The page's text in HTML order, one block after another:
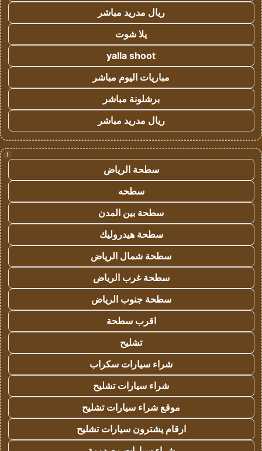
ريال مدريد مباشر
يلا شوت
yalla shoot
مباريات اليوم مباشر
برشلونة مباشر
ريال مدريد مباشر
!
سطحة الرياض
سطحه
سطحة بين المدن
سطحة هيدروليك
سطحة شمال الرياض
سطحة غرب الرياض
سطحة جنوب الرياض
اقرب سطحة
تشليح
شراء سيارات سكراب
شراء سيارات تشليح
موقع شراء سيارات تشليح
ارقام يشترون سيارات تشليح